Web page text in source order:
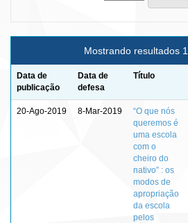
Mostrando resultados
Data de
publicação
Data de
defesa
Título
20-Ago-2019 8-Mar-2019
“O que nós
queremos é
uma escola
com o
cheiro do
nativo” : os
modos de
apropriação
da escola
pelos